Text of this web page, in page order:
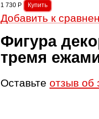
1 730 Р
Добавить к
Фигура
тремя
Оставьте отзыв об